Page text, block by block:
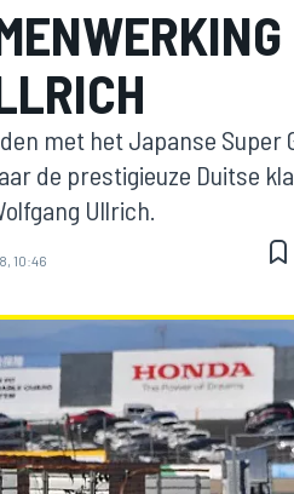
met het Japanse
de prestigieuze Duitse
Ullrich.
10:46